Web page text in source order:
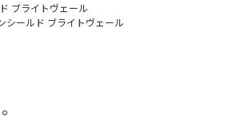
ブライトヴェール
シールド ブライトヴェール